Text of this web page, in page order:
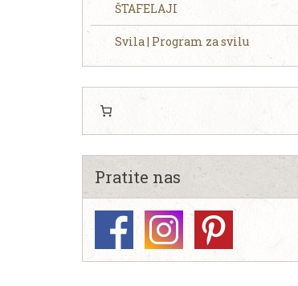
ŠTAFELAJI
Svila | Program za svilu
Pratite nas